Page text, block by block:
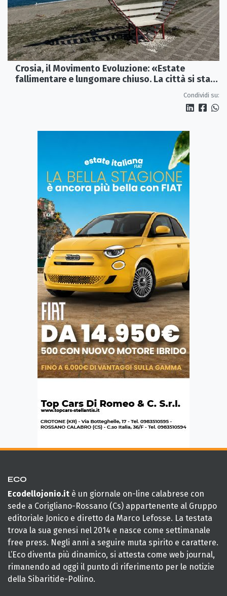
Crosia, il Movimento Evoluzione: «Estate
fallimentare e lungomare chiuso. La città si sta
Condividi su:
ECO
Ecodellojonio.it è un giornale on-line calabrese con
sede a Corigliano-Rossano (Cs) appartenente al Gruppo
editoriale Jonico e diretto da Marco Lefosse. La testata
trova la sua genesi nel 2014 e nasce come settimanale
free press. Negli anni a seguire muta spirito e carattere.
L’Eco diventa più dinamico, si attesta come web journal,
rimanendo ad oggi il punto di riferimento per le notizie
della Sibaritide-Pollino.